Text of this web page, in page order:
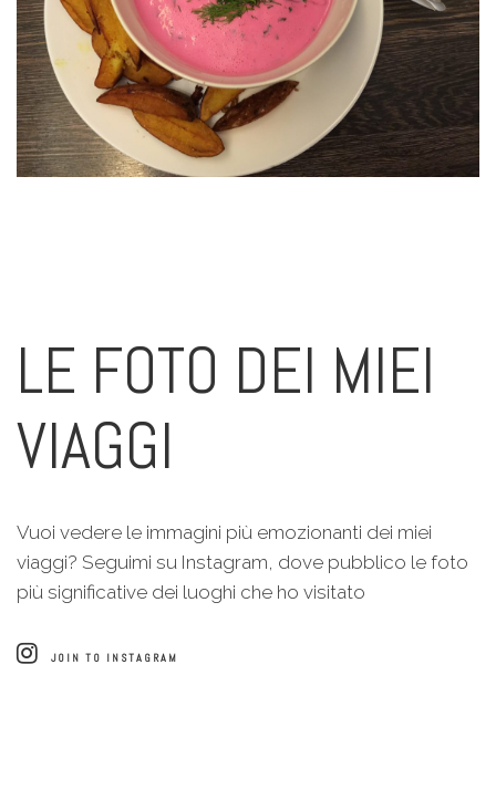
LE FOTO DEI MIEI
VIAGGI
Vuoi vedere le immagini più emozionanti dei miei
viaggi? Seguimi su Instagram, dove pubblico le foto
più significative dei luoghi che ho visitato
JOIN TO INSTAGRAM